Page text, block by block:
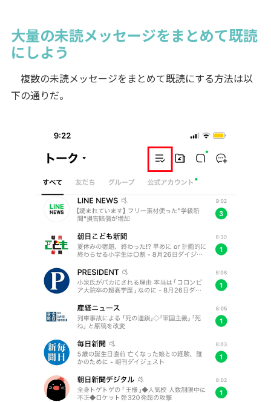
大量の未読メッセージをまとめて既読
にしよう
複数の未読メッセージをまとめて既読にする方法は以
下の通りだ。